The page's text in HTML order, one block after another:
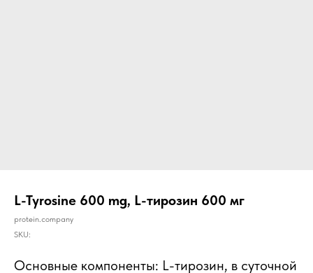
L-Tyrosine 600 mg, L-тирозин 600 мг
protein.company
SKU:
Основные компоненты: L-тирозин, в суточной